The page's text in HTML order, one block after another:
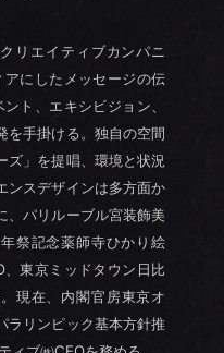
リエイティブカンパニ
にしたメッセージの伝
ト、エキシビジョン、
を手掛ける。独自の空間
ズ」を提唱、環境と状況
ンスデザインは多方面か
、パリルーブル宮装飾美
祭記念薬師寺ひかり絵
東京ミッドタウン日比
現在、内閣官房東京オ
ラリンピック基本方針推